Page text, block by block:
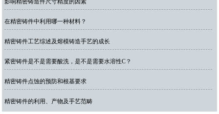
在精密铸件中利用哪一种材料？
精密铸件工艺综述及熔模铸造手艺的成长
紧密铸件是不是需要酸洗，是不是需要水溶性C？
精密铸件点蚀的预防和根基要求
精密铸件的利用、产物及手艺范畴